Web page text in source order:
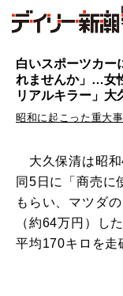
白いスポーツカー
れませんか」…女
リアルキラー」大
昭和に起こった重大
大久保清は昭和
同5日に「商売に
もらい、マツダ
（約64万円）し
平均170キロを走